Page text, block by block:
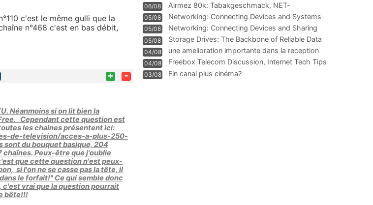
c'est le même gulli que la
n°468 c'est en bas débit,
+ -
Néanmoins si on lit bien la
Cependant cette question est
les chaines présentent ici:
de-television/acces-a-plus-250-
du bouquet basique, 204
chaînes. Peux-être que j'oublie
que cette question n'est peux-
si l'on ne se casse pas la tête, il
le forfait!" Ce qui semble donc
c'est vrai que la question pourrait
bête!!!
06/08
Airmez 80k: Tabakgeschmack, NET-
Technologie und Leistung im
05/08 Networking: Connecting Devices and Systems
05/08
Networking: Connecting Devices and Sharing
Information
05/08
Storage Drives: The Backbone of Reliable Data
Management
04/08
une amelioration importante dans la reception
WIFI
04/08
Freebox Telecom Discussion, Internet Tech Tips
Communi
03/08 Fin canal plus cinéma?